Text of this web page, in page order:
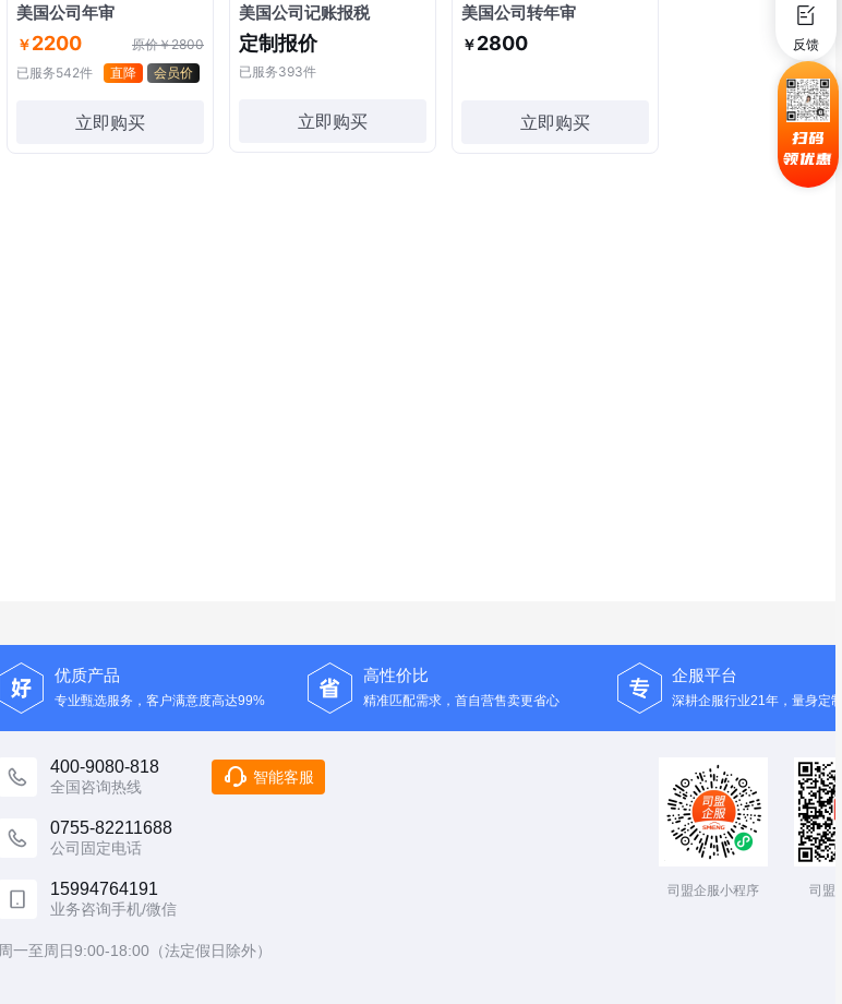
反馈
扫码
领优惠
美国公司年审
￥2200
原价￥2800
已服务542件 直降 会员价
立即购买
美国公司记账报税
定制报价
已服务393件
立即购买
美国公司转年审
￥2800
立即购买
优质产品
专业甄选服务，客户满意度高达99%
高性价比
精准匹配需求，首自营售卖更省心
企服平台
深耕企服行业21年，量身定
400-9080-818
全国咨询热线
智能客服
0755-82211688
公司固定电话
15994764191
业务咨询手机/微信
周一至周日9:00-18:00（法定假日除外）
司盟企服小程序 司盟